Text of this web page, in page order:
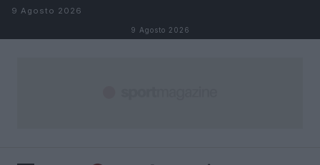
Salta al contenuto
9 Agosto 2026
9 Agosto 2026